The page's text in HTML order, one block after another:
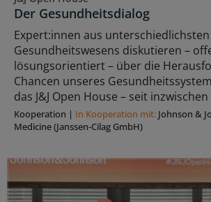
Der Gesundheitsdialog
Expert:innen aus
Gesundheitswesens diskutieren –
lösungsorientiert – über die
Chancen unseres
das J&J Open House – seit inzwischen
Kooperation | In Kooperation mit: Johnson &
Medicine (Janssen-Cilag GmbH)